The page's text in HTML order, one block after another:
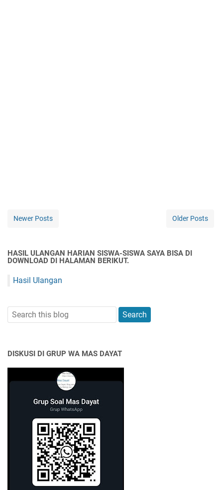
Newer Posts Older Posts
HASIL ULANGAN HARIAN SISWA-SISWA SAYA BISA DI
DOWNLOAD DI HALAMAN BERIKUT.
Hasil Ulangan
DISKUSI DI GRUP WA MAS DAYAT